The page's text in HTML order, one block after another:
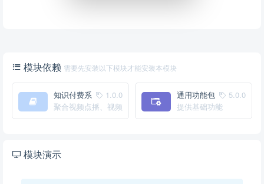
模块依赖 需要先安装以下模块才能安装本模块
1.0.0
知识付费系
统
聚合视频点播、视频
直播、在线教育等一
5.0.0
通用功能包
提供基础功能
模块演示